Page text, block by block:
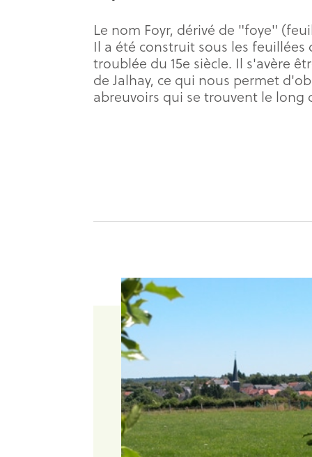
Le nom Foyr, dérivé de "foye"
Il a été construit sous les
troublée du 15e siècle. Il s'avère
de Jalhay, ce qui nous permet
abreuvoirs qui se trouvent le long